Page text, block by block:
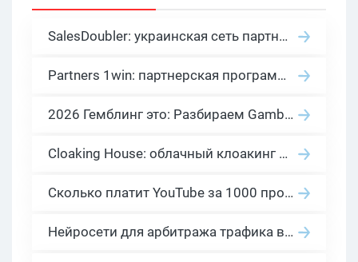
SalesDoubler: украинская сеть партнерских программ с оплатой за действие
Partners 1win: партнерская программа казино в нише гемблинг арбитраж
2026 Гемблинг это: Разбираем Gambling вертикаль, и все что связано с гемблинг и беттинг офферами
Cloaking House: облачный клоакинг для фильтрации ботов FB и Google Ads — гайд PHP-интеграции 2026
Сколько платит YouTube за 1000 просмотров в 2026: реальные цифры от 0.5 до 36 USD по ГЕО
Нейросети для арбитража трафика в 2026: инструменты, кейсы и AI-медиабайеры